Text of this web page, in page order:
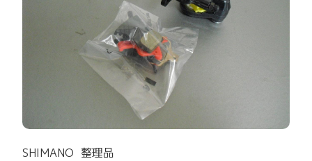
SHIMANO 整理品